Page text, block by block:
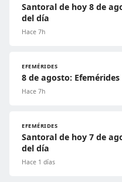
Santoral de hoy 8 de
del día
Hace 7h
EFEMÉRIDES
8 de agosto:
Hace 7h
EFEMÉRIDES
Santoral de hoy 7 de
del día
Hace 1 días